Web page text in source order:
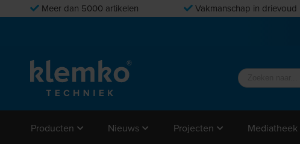
Meer dan 5000 artikelen Vakmanschap in drievoud
Producten Nieuws Projecten Mediatheek